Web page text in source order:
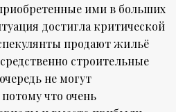
ими в больших
достигла критической
продают жильё
строительные
не могут
что очень